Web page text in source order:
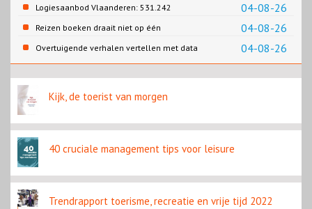
04-08-26
Logiesaanbod Vlaanderen: 531.242
slaapplaatsen
04-08-26
Reizen boeken draait niet op één
contentbron
04-08-26
Overtuigende verhalen vertellen met data
Kijk, de toerist van morgen
40 cruciale management tips voor leisure
Trendrapport toerisme, recreatie en vrije tijd 2022